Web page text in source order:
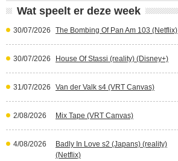
Wat speelt er deze week
30/07/2026 The Bombing Of Pan Am 103 (Netflix)
30/07/2026 House Of Stassi (reality) (Disney+)
31/07/2026 Van der Valk s4 (VRT Canvas)
2/08/2026 Mix Tape (VRT Canvas)
4/08/2026
Badly In Love s2 (Japans) (reality)
(Netflix)